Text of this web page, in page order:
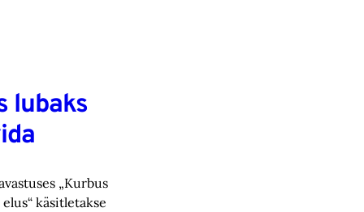
lubaks
„Kurbus
käsitletakse